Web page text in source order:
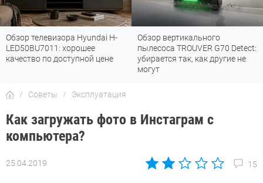
Обзор телевизора Hyundai H-
LED50BU7011: хорошее
качество по доступной цене
Обзор вертикального
пылесоса TROUVER G70 Detect:
убирается так, как другие не
могут
Советы Эксплуатация
Как загружать фото в Инстаграм с
компьютера?
25.04.2019 15
Автор: